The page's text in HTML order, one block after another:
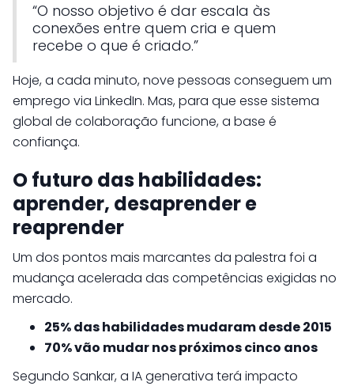
“O nosso objetivo é dar escala às
conexões entre quem cria e quem
recebe o que é criado.”
Hoje, a cada minuto, nove pessoas conseguem um
emprego via LinkedIn. Mas, para que esse sistema
global de colaboração funcione, a base é
confiança.
O futuro das habilidades:
aprender, desaprender e
reaprender
Um dos pontos mais marcantes da palestra foi a
mudança acelerada das competências exigidas no
mercado.
25% das habilidades mudaram desde 2015
70% vão mudar nos próximos cinco anos
Segundo Sankar, a IA generativa terá impacto